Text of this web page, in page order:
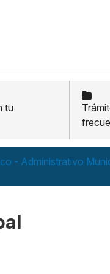
tu
- Administrativo